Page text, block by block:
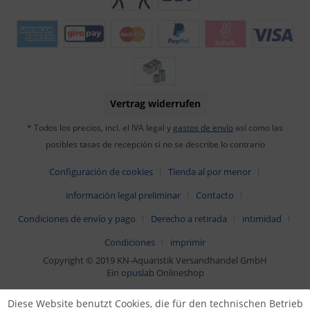
Vertrag widerrufen
* Todos los precios, incl. el IVA legal y gastos de envío así como las
posibles tasas de recepción si no se describe lo contrario
Configuración de cookies
Tienda al por menor
información legal preliminar
Contacto
Condiciones de envío y pago
Derecho a retirada
intimidad
Condiciones
imprimir
Copyright © 2019 KN-Aquaristik Versandhandel GmbH
Ein opuslab Onlineshop
Diese Website benutzt Cookies, die für den technischen Betrieb